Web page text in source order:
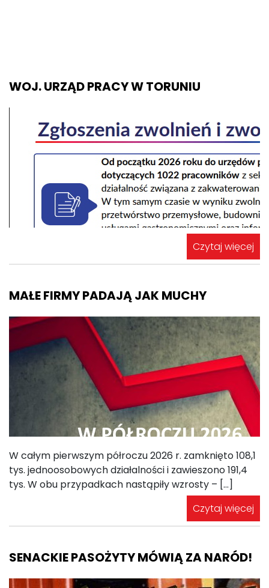
WOJ. URZĄD PRACY W TORUNIU
Czytaj więcej
MAŁE FIRMY PADAJĄ JAK MUCHY
W całym pierwszym półroczu 2026 r. zamknięto 108,1
tys. jednoosobowych działalności i zawieszono 191,4
tys. W obu przypadkach nastąpiły wzrosty – […]
Czytaj więcej
SENACKIE PASOŻYTY MÓWIĄ ZA NARÓD!